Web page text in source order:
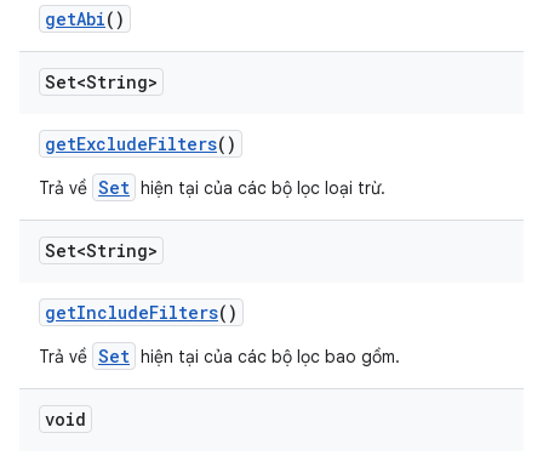
getAbi()
Set<String>
getExcludeFilters()
Trả về Set hiện tại của các bộ lọc loại trừ.
Set<String>
getIncludeFilters()
Trả về Set hiện tại của các bộ lọc bao gồm.
void